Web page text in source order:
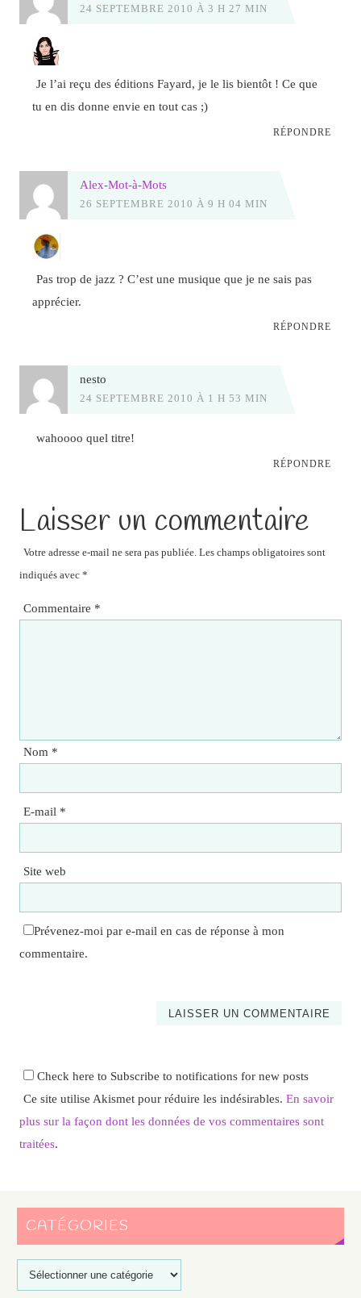
24 SEPTEMBRE 2010 À 3 H 27 MIN
Je l’ai reçu des éditions Fayard, je le lis bientôt ! Ce que
tu en dis donne envie en tout cas ;)
RÉPONDRE
Alex-Mot-à-Mots
26 SEPTEMBRE 2010 À 9 H 04 MIN
Pas trop de jazz ? C’est une musique que je ne sais pas
apprécier.
RÉPONDRE
nesto
24 SEPTEMBRE 2010 À 1 H 53 MIN
wahoooo quel titre!
RÉPONDRE
Laisser un commentaire
Votre adresse e-mail ne sera pas publiée. Les champs obligatoires sont
indiqués avec *
Commentaire *
Nom *
E-mail *
Site web
Prévenez-moi par e-mail en cas de réponse à mon
commentaire.
Check here to Subscribe to notifications for new posts
Ce site utilise Akismet pour réduire les indésirables. En savoir
plus sur la façon dont les données de vos commentaires sont
traitées.
CATÉGORIES